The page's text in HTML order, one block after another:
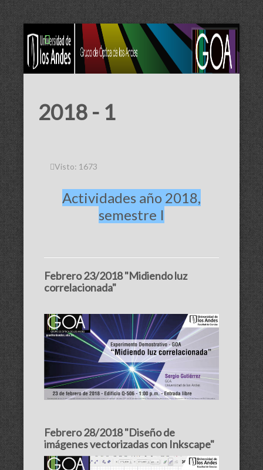
2018 - 1
Visto: 1673
Actividades año 2018,
semestre I
Febrero 23/2018 "Midiendo luz
correlacionada"
Febrero 28/2018 "Diseño de
imágenes vectorizadas con Inkscape"